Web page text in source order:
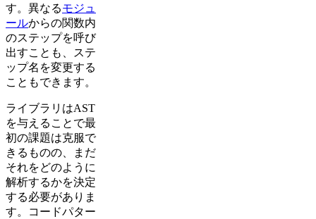
す。異なるモジュ
ールからの関数内
のステップを呼び
出すことも、ステ
ップ名を変更する
こともできます。
ライブラリはAST
を与えることで最
初の課題は克服で
きるものの、まだ
それをどのように
解析するかを決定
する必要がありま
す。コードパター